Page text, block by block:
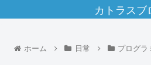
カトラスブ
ホーム 日常 プログラ